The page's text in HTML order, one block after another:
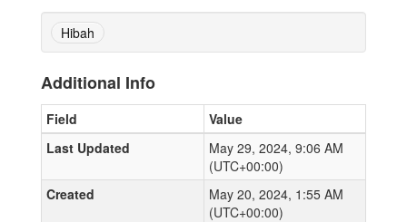
Hibah
Additional Info
Field
Value
Last Updated
May 29, 2024, 9:06 AM
(UTC+00:00)
Created
May 20, 2024, 1:55 AM
(UTC+00:00)